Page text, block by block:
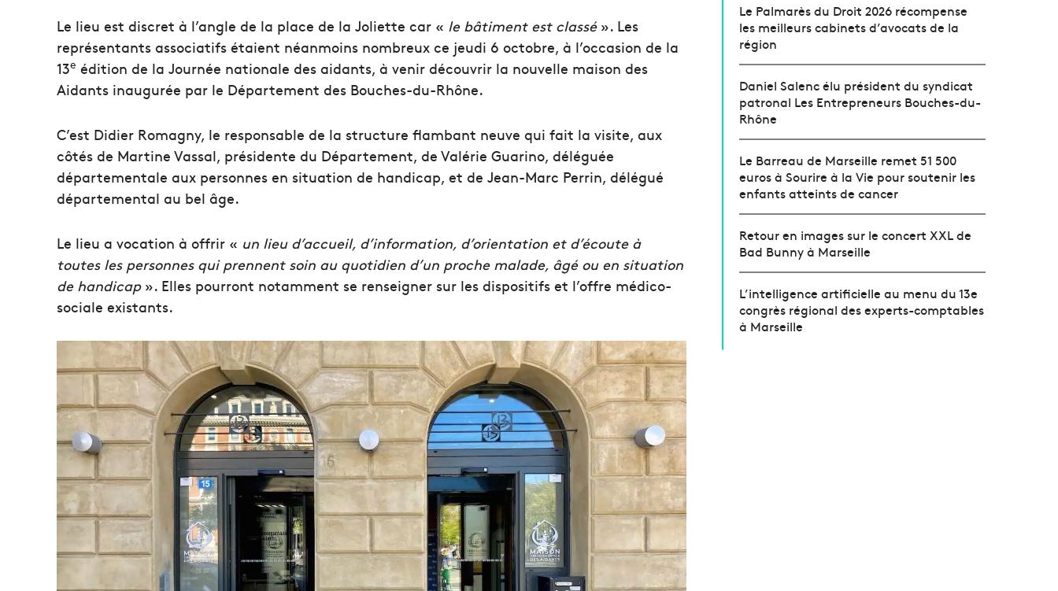
Le lieu est discret à l’angle de la place de la Joliette car « le bâtiment est classé». Les
représentants associatifs étaient néanmoins nombreux ce jeudi 6 octobre, à l’occasion de la
13e édition de la Journée nationale des aidants, à venir découvrir la nouvelle maison des
Aidants inaugurée par le Département des Bouches-du-Rhône.
C’est Didier Romagny, le responsable de la structure flambant neuve qui fait la visite, aux
côtés de Martine Vassal, présidente du Département, de Valérie Guarino, déléguée
départementale aux personnes en situation de handicap, et de Jean-Marc Perrin, délégué
départemental au bel âge.
Le lieu a vocation à offrir « un lieu d’accueil, d’information, d’orientation et d’écoute à
toutes les personnes qui prennent soin au quotidien d’un proche malade, âgé ou en situation
de handicap». Elles pourront notamment se renseigner sur les dispositifs et l’offre médico-
sociale existants.
Le Palmarès du Droit 2026 récompense
les meilleurs cabinets d’avocats de la
région
Daniel Salenc élu président du syndicat
patronal Les Entrepreneurs Bouches-du-
Rhône
Le Barreau de Marseille remet 51 500
euros à Sourire à la Vie pour soutenir les
enfants atteints de cancer
Retour en images sur le concert XXL de
Bad Bunny à Marseille
L’intelligence artificielle au menu du 13e
congrès régional des experts-comptables
à Marseille